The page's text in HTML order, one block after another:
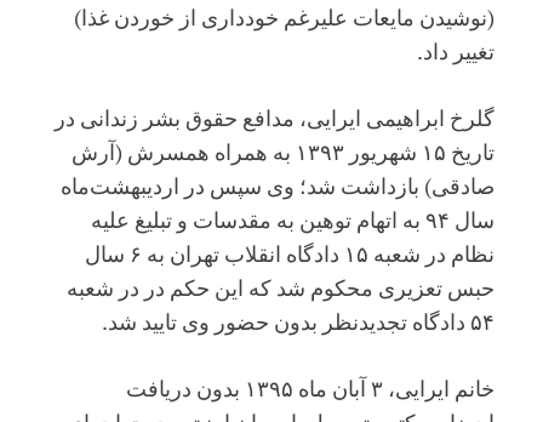
(نوشیدن مایعات علیرغم خودداری از خوردن غذا)
تغییر داد.
گلرخ ابراهیمی ایرایی، مدافع حقوق بشر زندانی در
تاریخ ۱۵ شهریور ۱۳۹۳ به همراه همسرش (آرش
صادقی) بازداشت شد؛ وی سپس در اردیبهشت‌ماه
سال ۹۴ به اتهام توهین به مقدسات و تبلیغ علیه
نظام در شعبه ۱۵ دادگاه انقلاب تهران به ۶ سال
حبس تعزیری محکوم شد که این حکم در در شعبه
۵۴ دادگاه تجدیدنظر بدون حضور وی تایید شد.
خانم ایرایی، ۳ آبان ماه ۱۳۹۵ بدون دریافت